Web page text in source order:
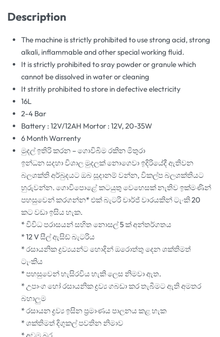
Description
The machine is strictly prohibited to use strong acid, strong
alkali, inflammable and other special working fluid.
It is strictly prohibited to sray powder or granule which
cannot be dissolved in water or cleaning
It stritly prohibited to store in defective electricity
16L
2-4 Bar
Battery : 12V/12AH Mortor : 12V, 20-35W
6 Month Warrenty
මුදල් ඉතිරි කරන – ගොවිබිම රකින මිතුරා
ඉන්ධන සදහා විශාල මුදලක් නොගෙවා ඉදිරියේදී ඇතිවන
බලශක්ති අර්බුදයට ඔබ සූදානම් වන්න, විකල්ප බලශක්තියට
හුරුවන්න. ගොවිපොළේ කටයුතු වෙහෙසක් නැතිව ඉක්මණින්
පහසුවෙන් කරගන්න* එක් බැටරි චාර්ජ් වාරයකින් ටැංකි 20
කට වඩා ඉසිය හැක.
* විවිධ පරාසයන් සහිත නොසල් 5 ක් අන්තර්ගතය
* 12 V සීල් ඇසිඩ් බැටරිය
* රසායනික ද්‍රව්‍යයන්ට හොදින් ඔරොත්තු දෙන ශක්තිමත්
ටැංකිය
* පහසුවෙන් හැසිරවිය හැකි ලෙස නිමවා ඇත.
* උපාංග හෝ රසායනික ද්‍රව්‍ය ගබඩා කර තැබීමට ඇති අමතර
බහාලුම
* රසායන ද්‍රව්‍ය ඉසින ප්‍රමාණය පාලනය කළ හැක
* ශක්තිමත් දිගුකල් පවතින නිමාව